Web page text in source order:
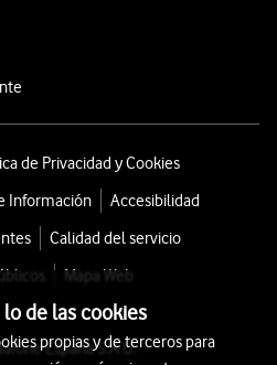
de Privacidad y Cookies
Información
Accesibilidad
Calidad del servicio
Mapa Web
España S.A.U.
lo de las cookies
propias y de terceros para